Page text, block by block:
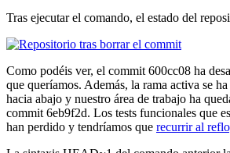
Tras ejecutar el comando, el estado del
Como podéis ver, el commit 600cc08 ha
que queríamos. Además, la rama activa se
hacia abajo y nuestro área de trabajo ha
commit 6eb9f2d. Los tests funcionales que
han perdido y tendríamos que recurrir al